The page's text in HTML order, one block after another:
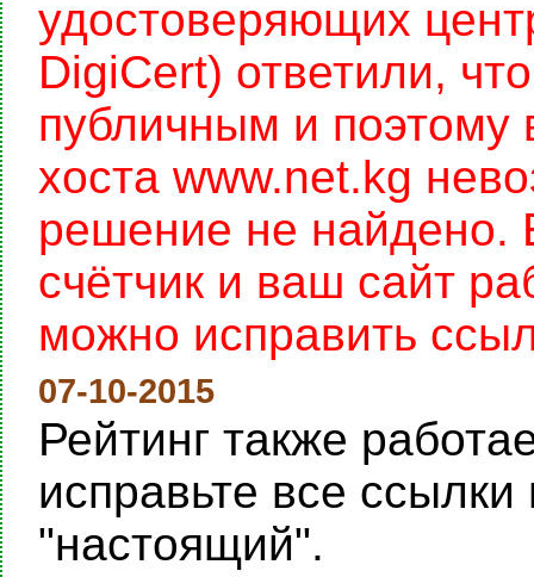
удостоверяющих
DigiCert) ответили,
публичным и поэтому
хоста www.net.kg
решение не найдено.
счётчик и ваш сайт
можно исправить
07-10-2015
Рейтинг также
исправьте все
"настоящий".